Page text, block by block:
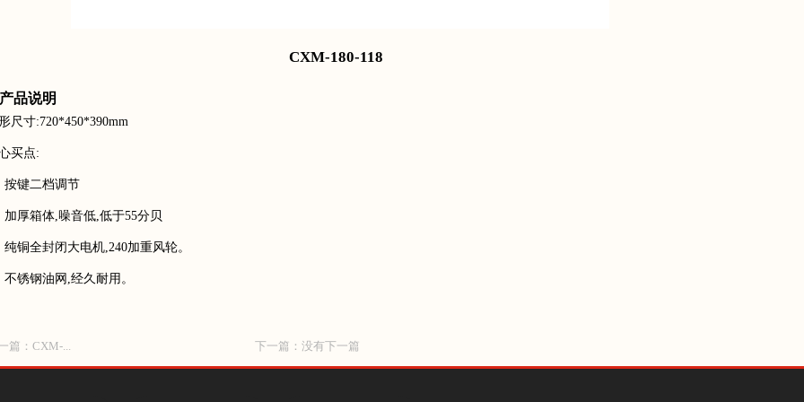
CXM-180-118
产品说明
尺寸:720*450*390mm
买点:
按键二档调节
加厚箱体,噪音低,低于55分贝
纯铜全封闭大电机,240加重风轮。
不锈钢油网,经久耐用。
篇： CXM-... 下一篇：没有下一篇